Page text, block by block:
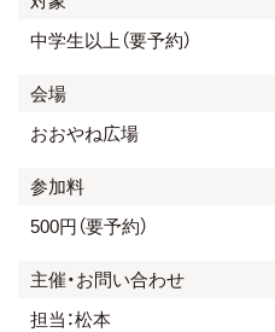
中学生以上（要予約）
会場
おおやね広場
参加料
500円（要予約）
主催・お問い合わせ
担当：松本